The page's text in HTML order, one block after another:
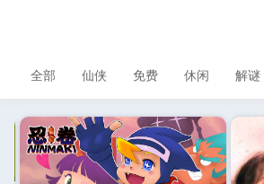
全部 仙侠 免费 休闲 解谜